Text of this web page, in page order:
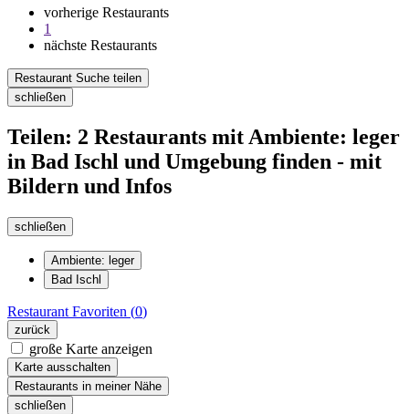
vorherige Restaurants
1
nächste Restaurants
Restaurant Suche teilen
schließen
Teilen: 2 Restaurants mit Ambiente: leger
in Bad Ischl und Umgebung finden - mit
Bildern und Infos
schließen
Ambiente: leger
Bad Ischl
Restaurant Favoriten (0)
zurück
große Karte anzeigen
Karte ausschalten
Restaurants in meiner Nähe
schließen